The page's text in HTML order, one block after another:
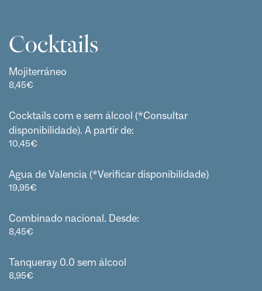
Cocktails
Mojiterráneo
8,45€
Cocktails com e sem álcool (*Consultar
disponibilidade). A partir de:
10,45€
Agua de Valencia (*Verificar disponibilidade)
19,95€
Combinado nacional. Desde:
8,45€
Tanqueray 0.0 sem álcool
8,95€